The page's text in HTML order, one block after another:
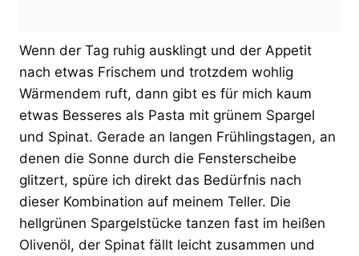
Wenn der Tag ruhig ausklingt und der Appetit
nach etwas Frischem und trotzdem wohlig
Wärmendem ruft, dann gibt es für mich kaum
etwas Besseres als Pasta mit grünem Spargel
und Spinat. Gerade an langen Frühlingstagen, an
denen die Sonne durch die Fensterscheibe
glitzert, spüre ich direkt das Bedürfnis nach
dieser Kombination auf meinem Teller. Die
hellgrünen Spargelstücke tanzen fast im heißen
Olivenöl, der Spinat fällt leicht zusammen und